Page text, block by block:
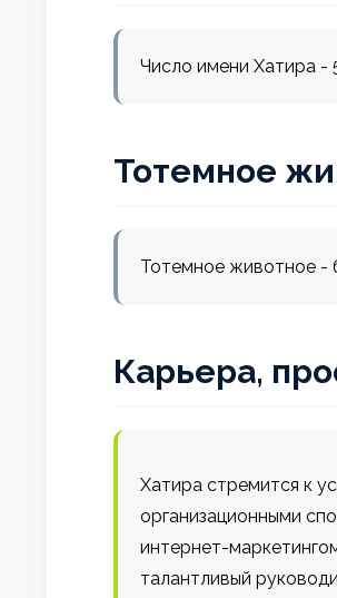
Число имени Хатира -
Тотемное
Тотемное животное -
Карьера,
Хатира стремится к
организационными
интернет-
талантливый